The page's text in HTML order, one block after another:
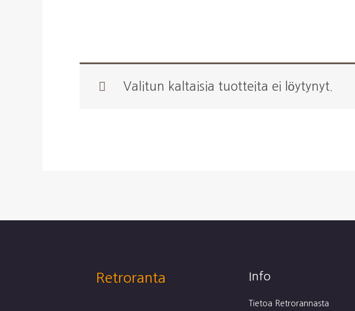
Valitun kaltaisia tuotteita ei löytynyt.
Retroranta Info
Tietoa Retrorannasta